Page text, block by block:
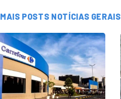
MAIS POSTS NOTÍCIAS GERAIS